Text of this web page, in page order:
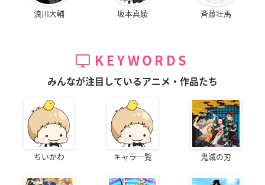
浪川大輔 坂本真綾 斉藤壮馬
KEYWORDS
みんなが注目しているアニメ・作品たち
ちいかわ キャラ一覧 鬼滅の刃